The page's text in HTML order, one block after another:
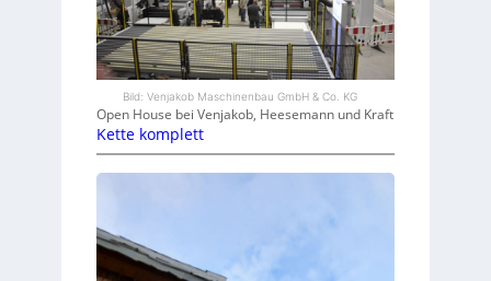
Bild: Venjakob Maschinenbau GmbH & Co. KG
Open House bei Venjakob, Heesemann und Kraft
Kette komplett